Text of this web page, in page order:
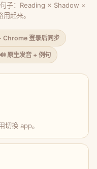
子：Reading × Shadow ×
起来。
Chrome 登录后同步
🔊 原生发音 + 例句
切换 app。